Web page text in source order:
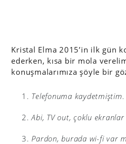
Kristal Elma 2015’in ilk gün
ederken, kısa bir mola
konuşmalarımıza şöyle bir
Telefonuma
Abi, TV out, çoklu ekranlar
Pardon, burada wi-fi var